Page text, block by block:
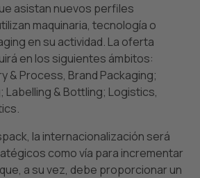
asistan nuevos perfiles
maquinaria, tecnología o
en su actividad. La oferta
en los siguientes ámbitos:
& Process, Brand Packaging;
Labelling & Bottling; Logistics,
la internacionalización será
como vía para incrementar
a su vez, debe proporcionar un